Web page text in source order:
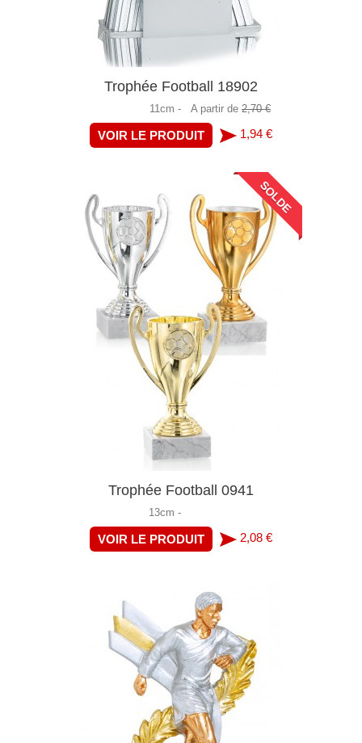
Trophée Football 18902
11cm - A partir de 2,70 €
VOIR LE PRODUIT 1,94 €
SOLDE
Trophée Football 0941
13cm -
VOIR LE PRODUIT 2,08 €